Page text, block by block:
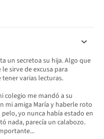
un secretoa su hija. Algo que
sirve de excusa para
varias lecturas.
colegio me mandó a su
mi amiga María y haberle roto
yo nunca había estado en
nada, parecía un calabozo.